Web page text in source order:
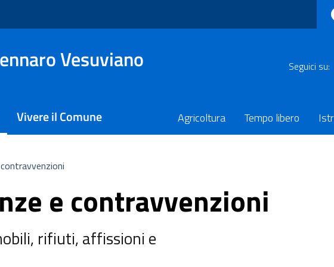
Vesuviano Seguici su:
Vivere il Comune Agricoltura Tempo libero
e contravvenzioni
rifiuti, affissioni e